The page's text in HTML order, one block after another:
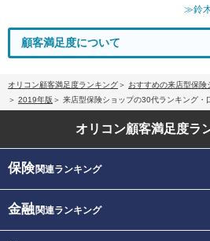
≫鈴
顧客満足度について
オリコン顧客満足度ランキング
おすすめの来店型保険
2019年版
来店型保険ショップの30代ランキング・
オリコン顧客満足度ラ
保険関連ランキング
金融関連ランキング